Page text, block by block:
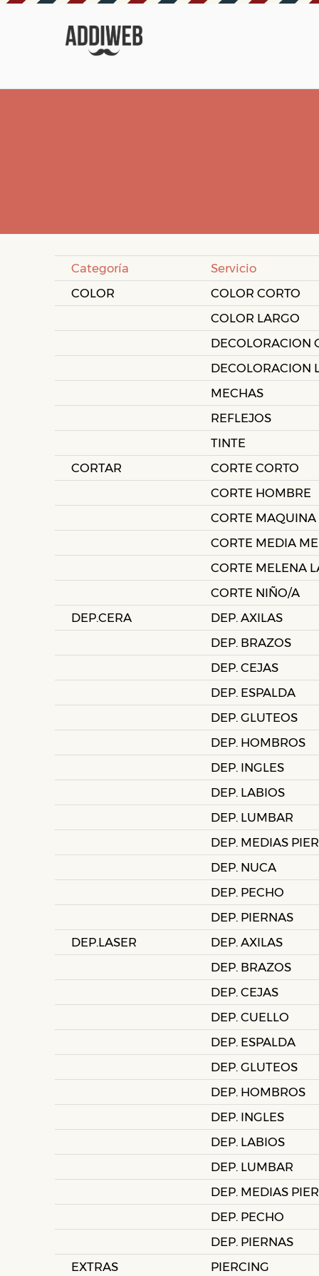
Categoría
Servicio
COLOR
COLOR CORTO
COLOR LARGO
DECOLORACION
DECOLORACION
MECHAS
REFLEJOS
TINTE
CORTAR
CORTE CORTO
CORTE HOMBRE
CORTE MAQUINA
CORTE MEDIA
CORTE MELENA
CORTE NIÑO/A
DEP.CERA
DEP. AXILAS
DEP. BRAZOS
DEP. CEJAS
DEP. ESPALDA
DEP. GLUTEOS
DEP. HOMBROS
DEP. INGLES
DEP. LABIOS
DEP. LUMBAR
DEP. MEDIAS
DEP. NUCA
DEP. PECHO
DEP. PIERNAS
DEP.LASER
DEP. AXILAS
DEP. BRAZOS
DEP. CEJAS
DEP. CUELLO
DEP. ESPALDA
DEP. GLUTEOS
DEP. HOMBROS
DEP. INGLES
DEP. LABIOS
DEP. LUMBAR
DEP. MEDIAS
DEP. PECHO
DEP. PIERNAS
EXTRAS
PIERCING